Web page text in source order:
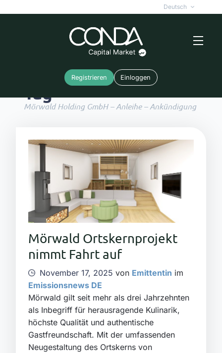
Deutsch
Registrieren Einloggen
Tag
Mörwald Holding GmbH – Anleihe – Ankündigung
Mörwald Ortskernprojekt
nimmt Fahrt auf
November 17, 2025 von Emittentin im
Emissionsnews DE
Mörwald gilt seit mehr als drei Jahrzehnten
als Inbegriff für herausragende Kulinarik,
höchste Qualität und authentische
Gastfreundschaft. Mit der umfassenden
Neugestaltung des Ortskerns von